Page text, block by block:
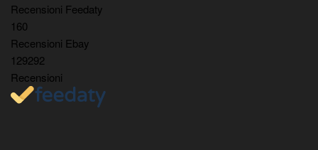
Recensioni Feedaty
160
Recensioni Ebay
129292
Recensioni